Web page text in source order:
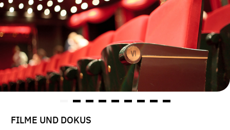
FILME UND DOKUS